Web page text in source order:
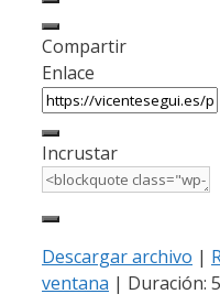
Compartir
Enlace
Incrustar
Descargar archivo |
ventana | Duración: